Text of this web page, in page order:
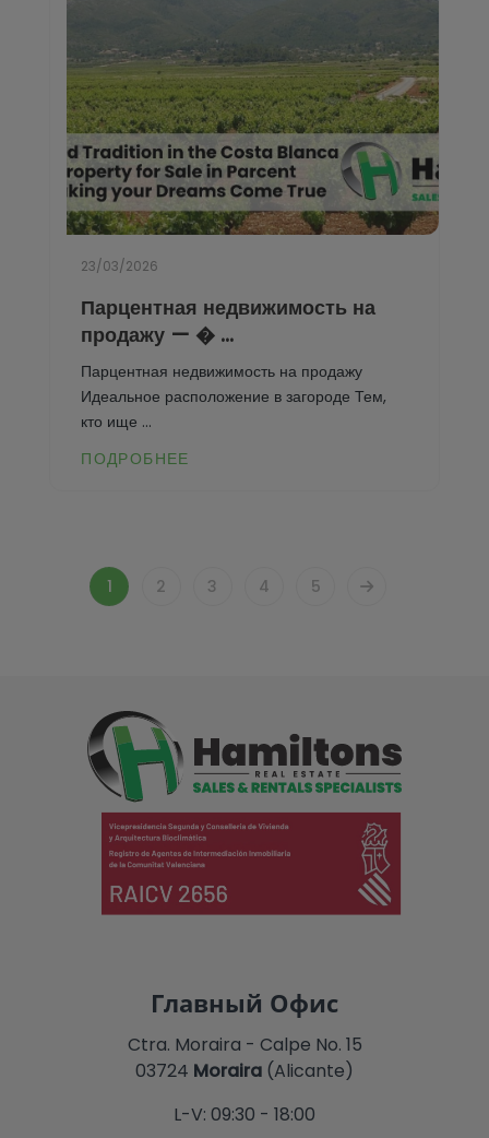
23/03/2026
Парцентная недвижимость на
продажу — � ...
Парцентная недвижимость на продажу
Идеальное расположение в загороде Тем,
кто ище ...
ПОДРОБНЕЕ
1 2 3 4 5
Главный Офис
Ctra. Moraira - Calpe No. 15
03724 Moraira (Alicante)
L-V: 09:30 - 18:00